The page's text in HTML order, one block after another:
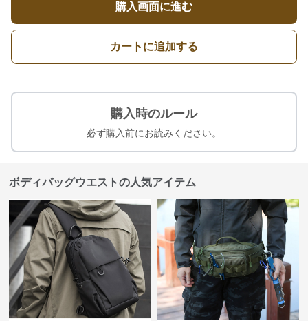
購入画面に進む
カートに追加する
購入時のルール
必ず購入前にお読みください。
ボディバッグウエストの人気アイテム